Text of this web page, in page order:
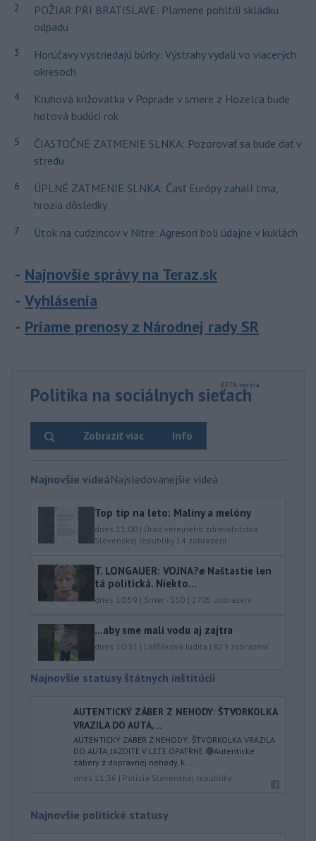
2
POŽIAR PRI BRATISLAVE: Plamene pohltili skládku
odpadu
3
Horúčavy vystriedajú búrky: Výstrahy vydali vo viacerých
okresoch
4
Kruhová križovatka v Poprade v smere z Hozelca bude
hotová budúci rok
5
ČIASTOČNÉ ZATMENIE SLNKA: Pozorovať sa bude dať v
stredu
6
ÚPLNÉ ZATMENIE SLNKA: Časť Európy zahalí tma,
hrozia dôsledky
7 Útok na cudzincov v Nitre: Agresori boli údajne v kuklách
Najnovšie správy na Teraz.sk
Vyhlásenia
Priame prenosy z Národnej rady SR
Politika na sociálnych sieťach
Info
Zobraziť viac
Najnovšie videáNajsledovanejšie videá
Top tip na leto: Maliny a melóny
dnes 11:00 | Úrad verejného zdravotníctva
Slovenskej republiky | 4 zobrazení
T. LONGAUER: VOJNA?✊ Naštastie len
tá politická. Niekto...
dnes 10:59 | Smer - SSD | 2705 zobrazení
...aby sme mali vodu aj zajtra
dnes 10:31 | Laššáková Judita | 823 zobrazení
Najnovšie statusy štátnych inštitúcií
AUTENTICKÝ ZÁBER Z NEHODY: ŠTVORKOLKA
VRAZILA DO AUTA, ...
AUTENTICKÝ ZÁBER Z NEHODY: ŠTVORKOLKA VRAZILA
DO AUTA, JAZDITE V LETE OPATRNE 🔴Autentické
zábery z dopravnej nehody, k...
dnes 11:36 | Polícia Slovenskej republiky
Najnovšie politické statusy